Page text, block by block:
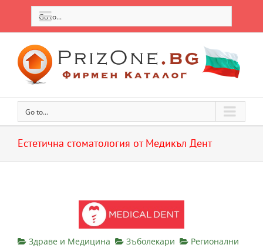
Go to...
Go to...
Естетична стоматология от Медикъл Дент
Здраве и Медицина Зъболекари
Регионални